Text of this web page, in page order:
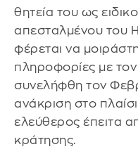
θητεία του ως
απεσταλμένου του
φέρεται να
πληροφορίες με
συνελήφθη τον
ανάκριση στο
ελεύθερος έπειτα
κράτησης.